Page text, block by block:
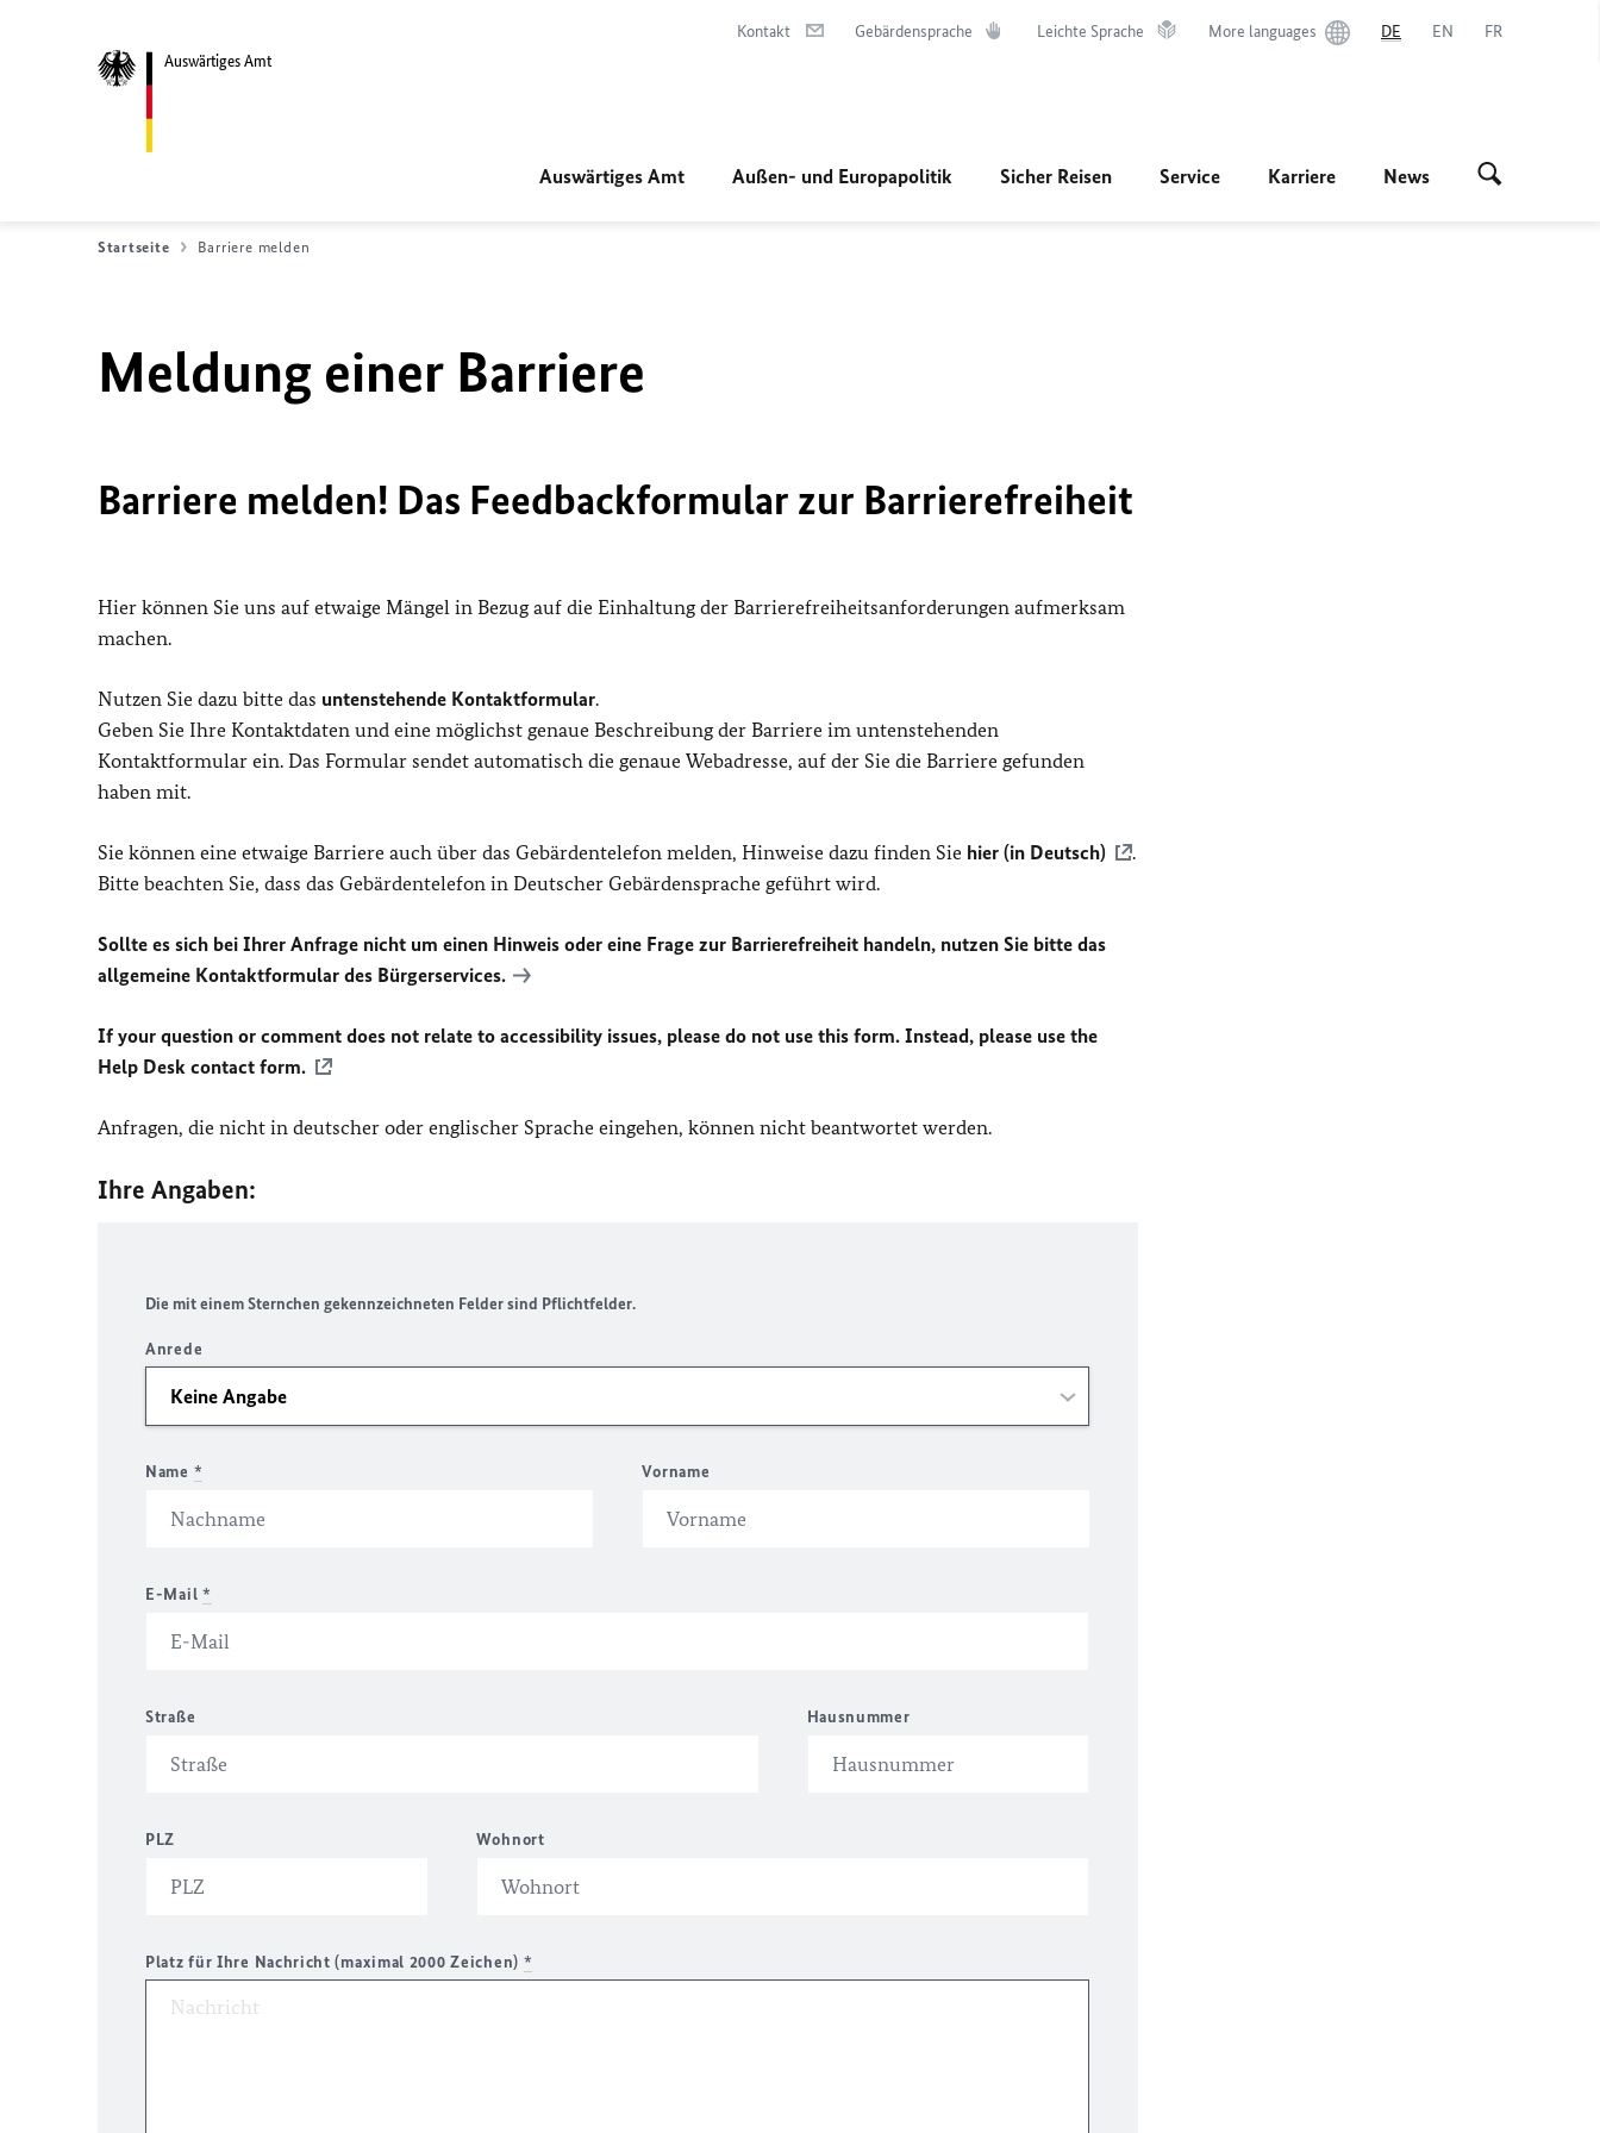
Auswärtiges Amt
Kontakt Gebärdensprache Leichte Sprache More languages DE EN FR
Auswärtiges Amt Außen- und Europapolitik Sicher Reisen Service Karriere News
Startseite Barriere melden
Meldung einer Barriere
Barriere melden! Das Feedbackformular zur Barrierefreiheit
Hier können Sie uns auf etwaige Mängel in Bezug auf die Einhaltung der Barrierefreiheitsanforderungen aufmerksam
machen.
Nutzen Sie dazu bitte das untenstehende Kontaktformular.
Geben Sie Ihre Kontaktdaten und eine möglichst genaue Beschreibung der Barriere im untenstehenden
Kontaktformular ein. Das Formular sendet automatisch die genaue Webadresse, auf der Sie die Barriere gefunden
haben mit.
Sie können eine etwaige Barriere auch über das Gebärdentelefon melden, Hinweise dazu finden Sie hier (in Deutsch)
.
Bitte beachten Sie, dass das Gebärdentelefon in Deutscher Gebärdensprache geführt wird.
Sollte es sich bei Ihrer Anfrage nicht um einen Hinweis oder eine Frage zur Barrierefreiheit handeln, nutzen Sie bitte das
allgemeine Kontaktformular des Bürgerservices.
If your question or comment does not relate to accessibility issues, please do not use this form. Instead, please use the
Help Desk contact form.
Anfragen, die nicht in deutscher oder englischer Sprache eingehen, können nicht beantwortet werden.
Ihre Angaben:
Die mit einem Sternchen gekennzeichneten Felder sind Pflichtfelder.
Anrede
Name * Vorname
E-Mail *
Straße Hausnummer
PLZ Wohnort
Platz für Ihre Nachricht (maximal 2000 Zeichen) *